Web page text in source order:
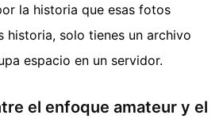
la historia que esas fotos
historia, solo tienes un archivo
espacio en un servidor.
el enfoque amateur y el